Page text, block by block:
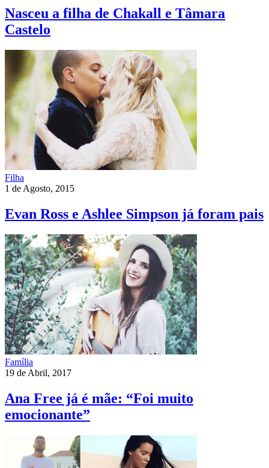
Nasceu a filha de Chakall e Tâmara
Castelo
Filha
1 de Agosto, 2015
Evan Ross e Ashlee Simpson já foram pais
Família
19 de Abril, 2017
Ana Free já é mãe: “Foi muito
emocionante”